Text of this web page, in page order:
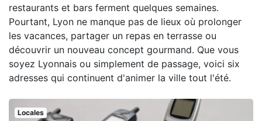
restaurants et bars ferment quelques semaines.
Pourtant, Lyon ne manque pas de lieux où prolonger
les vacances, partager un repas en terrasse ou
découvrir un nouveau concept gourmand. Que vous
soyez Lyonnais ou simplement de passage, voici six
adresses qui continuent d'animer la ville tout l'été.
Locales